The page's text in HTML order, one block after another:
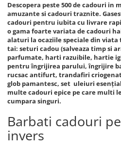
Descopera peste 500 de cadouri in
amuzante si cadouri traznite.
cadouri pentru iubita cu livrare
o gama foarte variata de cadouri
alaturi la ocaziile speciale din
tai: seturi cadou (salveaza timp si
parfumate, harti razuibile, hartie
pentru îngrijirea parului, îngrijire
rucsac antifurt, trandafiri
glob pamantesc, set uleiuri
multe cadouri epice pe care multi
cumpara singuri.
Barbati cadouri
invers